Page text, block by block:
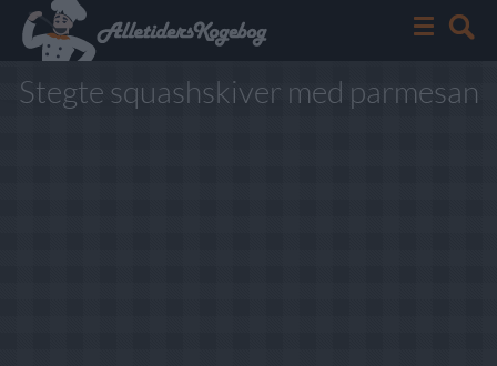
Stegte squashskiver med parmesan